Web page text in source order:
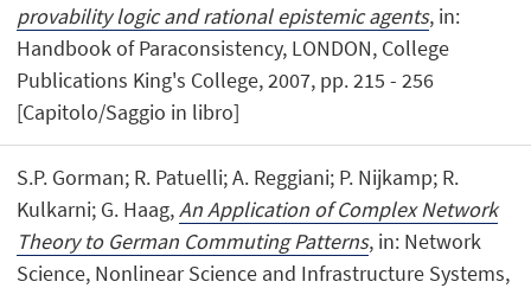
provability logic and rational epistemic agents, in:
Handbook of Paraconsistency, LONDON, College
Publications King's College, 2007, pp. 215 - 256
[Capitolo/Saggio in libro]
S.P. Gorman; R. Patuelli; A. Reggiani; P. Nijkamp; R.
Kulkarni; G. Haag,An Application of Complex Network
Theory to German Commuting Patterns, in: Network
Science, Nonlinear Science and Infrastructure Systems,